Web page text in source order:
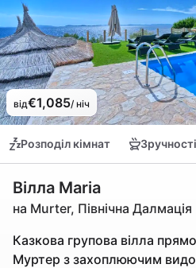
від€1,085/ ніч
Розподіл кімнат Зручності
Вілла Maria
на Murter, Північна Далмація
Казкова групова вілла
Муртер з захоплюючим